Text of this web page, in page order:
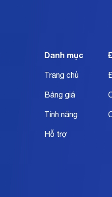
Danh mục
Trang chủ
Bảng giá
Tính năng
Hỗ trợ